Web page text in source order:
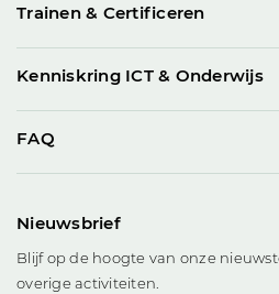
Trainen & Certificeren
Kenniskring ICT & Onderwijs
FAQ
Nieuwsbrief
Blijf op de hoogte van onze
overige activiteiten.